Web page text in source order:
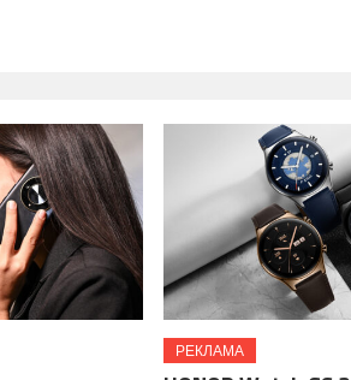
РЕКЛАМА